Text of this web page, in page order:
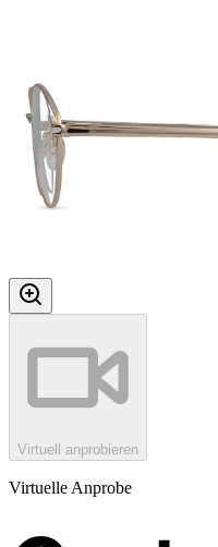
Virtuell anprobieren
Virtuelle Anprobe